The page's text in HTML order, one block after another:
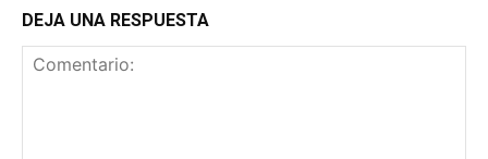
DEJA UNA RESPUESTA